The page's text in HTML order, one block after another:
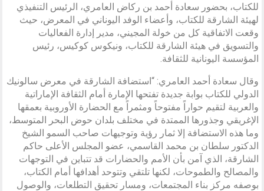
للكتاب، بحضور سعادة أحمد بن ركاض العامري، الرئيس التنفيذي
لهيئة الشارقة للكتاب، وأعضاء الوفد اليوناني في المعرض، حيث
وقعت الاتفاقية كل من خولة المجيني، مدير إدارة الفعاليات
والتسويق في هيئة الشارقة للكتاب، ونيكوس كوكيس، رئيس
المؤسسة اليونانية للثقافة.
وقال سعادة أحمد العامري: “استضافة الشارقة في معرض سالونيك
الدولي للكتاب بوابة جديدة تفتحها الإمارة أمام الثقافة الإماراتية
والعربية لتقيم حواراً مفتوحاً ومثمراً مع الحضارة الأوروبية بعمقها
الإغريقي وجذورها الممتدة في مختلف بلدان حوض البحر المتوسط،
وما هذه الاستضافة إلا ثمار رؤية وتوجيهات صاحب السمو الشيخ
الدكتور سلطان بن محمد القاسمي، عضو المجلس الأعلى حاكم
الشارقة، الذي آمن بأن الأمم والحضارات قد تتباين في التوجهات
والمصالح والطموحات، لكنها تلتقي وتتوحد أهدافها أمام الكتاب،
بوصفه مركز بناء المجتمعات، ومسار تحقيق التطلعات، والوصول